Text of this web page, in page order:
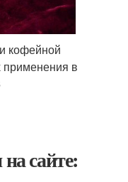
кофейной
применения в
сайте: